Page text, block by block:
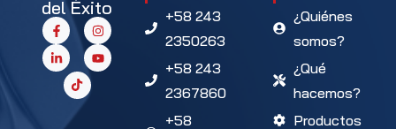
del Éxito
+58 243
2350263
+58 243
2367860
+58
¿Quiénes
somos?
¿Qué
hacemos?
Productos